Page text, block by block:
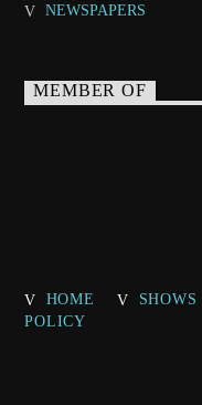
NEWSPAPERS
MEMBER OF
HOME SHOWS
POLICY